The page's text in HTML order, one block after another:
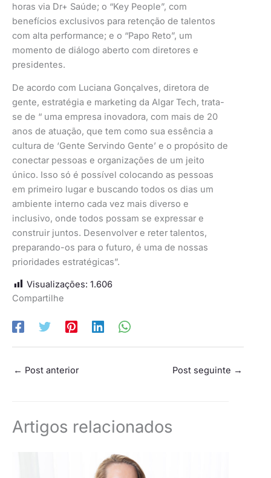
horas via Dr+ Saúde; o “Key People”, com
benefícios exclusivos para retenção de talentos
com alta performance; e o “Papo Reto”, um
momento de diálogo aberto com diretores e
presidentes.
De acordo com Luciana Gonçalves, diretora de
gente, estratégia e marketing da Algar Tech, trata-
se de “ uma empresa inovadora, com mais de 20
anos de atuação, que tem como sua essência a
cultura de ‘Gente Servindo Gente’ e o propósito de
conectar pessoas e organizações de um jeito
único. Isso só é possível colocando as pessoas
em primeiro lugar e buscando todos os dias um
ambiente interno cada vez mais diverso e
inclusivo, onde todos possam se expressar e
construir juntos. Desenvolver e reter talentos,
preparando-os para o futuro, é uma de nossas
prioridades estratégicas”.
Visualizações: 1.606
Compartilhe
← Post anterior Post seguinte →
Artigos relacionados